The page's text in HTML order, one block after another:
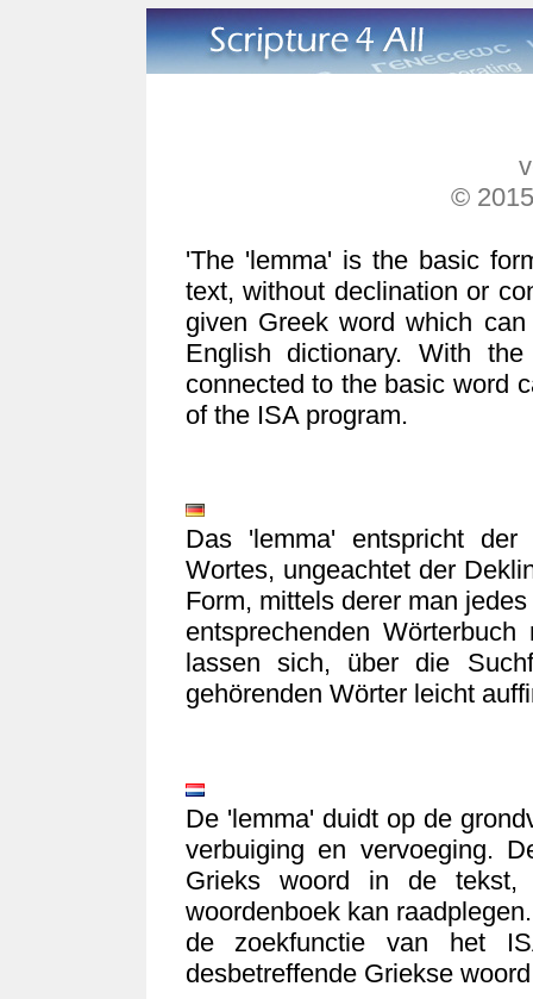
©
'The 'lemma' is the basic
text, without declination or
given Greek word which
English dictionary. With
connected to the basic word
of the ISA program.
Das 'lemma' entspricht der
Wortes, ungeachtet der
Form, mittels derer man
entsprechenden
lassen sich, über die
gehörenden Wörter leicht
De 'lemma' duidt op de
verbuiging en vervoeging.
Grieks woord in de tekst,
woordenboek kan
de zoekfunctie van het
desbetreffende Griekse